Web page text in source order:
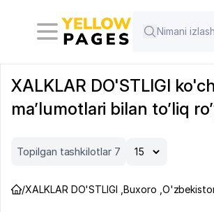
XALKLAR DO'STLIGI
ma’lumotlari bilan to’liq
Topilgan tashkilotlar 7
/XALKLAR DO'STLIGI ,Buxoro